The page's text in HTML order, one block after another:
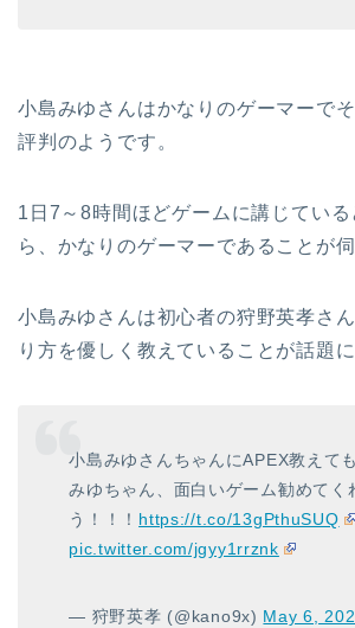
小島みゆさんはかなりのゲーマーで
評判のようです。
1日7～8時間ほどゲームに講じてい
ら、かなりのゲーマーであることが伺
小島みゆさんは初心者の狩野英孝さ
り方を優しく教えていることが話題に
小島みゆさんちゃんにAPEX教えて
みゆちゃん、面白いゲーム勧めてく
う！！！ https://t.co/13gPthuSUQ
pic.twitter.com/jgyy1rrznk
— 狩野英孝 (@kano9x) May 6,